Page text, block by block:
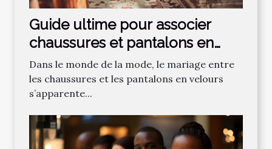
Guide ultime pour associer
chaussures et pantalons en
velours
Dans le monde de la mode, le mariage entre
les chaussures et les pantalons en velours
s’apparente...